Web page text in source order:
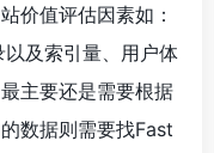
价值评估因素如：
及索引量、用户体
主要还是需要根据
数据则需要找Fast